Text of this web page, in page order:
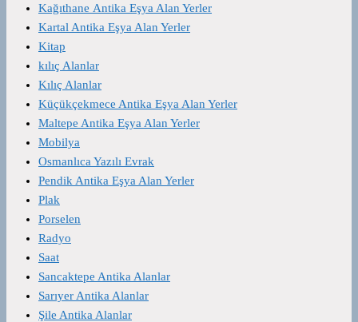
Kağıthane Antika Eşya Alan Yerler
Kartal Antika Eşya Alan Yerler
Kitap
kılıç Alanlar
Kılıç Alanlar
Küçükçekmece Antika Eşya Alan Yerler
Maltepe Antika Eşya Alan Yerler
Mobilya
Osmanlıca Yazılı Evrak
Pendik Antika Eşya Alan Yerler
Plak
Porselen
Radyo
Saat
Sancaktepe Antika Alanlar
Sarıyer Antika Alanlar
Şile Antika Alanlar